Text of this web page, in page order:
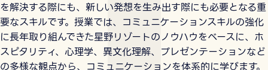
を解決する際にも、新しい発想を生み出す際にも必要となる重
要なスキルです。授業では、コミュニケーションスキルの強化
に長年取り組んできた星野リゾートのノウハウをベースに、ホ
スピタリティ、心理学、異文化理解、プレゼンテーションなど
の多様な観点から、コミュニケーションを体系的に学びます。